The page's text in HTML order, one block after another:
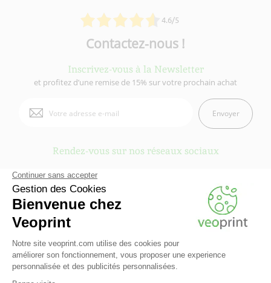
4.6/5
Contactez-nous !
Inscrivez-vous à la Newsletter
et profitez d’une remise de 15% sur votre prochain achat
Envoyer
Rendez-vous sur nos réseaux sociaux
Veoprint est une marque duGroupe Fiducial
- © 2006-2026 Veoprint | Tous
Qui sommes-nous ?- Mentions légales-Conditions Générales d'Utilisation
Conditions Générales de vente- Cookies-Contactez Veoprint-
-Partenaires